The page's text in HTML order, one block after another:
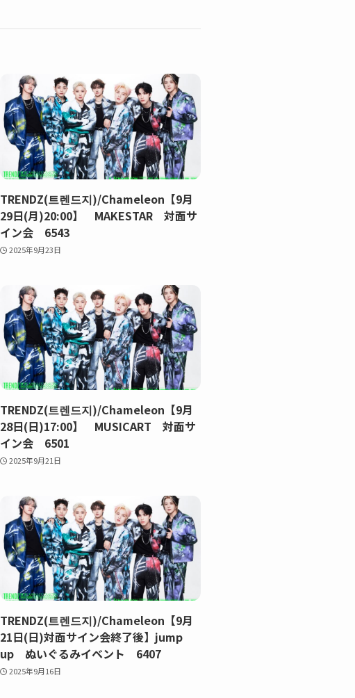
TRENDZ(트렌드지)/Chameleon【9月
29日(月)20:00】 MAKESTAR 対面サ
イン会 6543
2025年9月23日
TRENDZ(트렌드지)/Chameleon【9月
28日(日)17:00】 MUSICART 対面サ
イン会 6501
2025年9月21日
TRENDZ(트렌드지)/Chameleon【9月
21日(日)対面サイン会終了後】jump
up ぬいぐるみイベント 6407
2025年9月16日